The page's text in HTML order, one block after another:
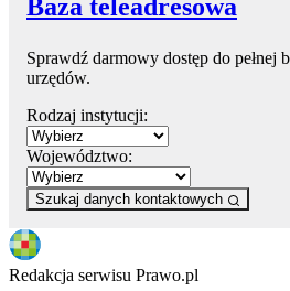
Baza teleadresowa
Sprawdź darmowy dostęp do pełnej
urzędów.
Rodzaj instytucji:
Województwo:
Szukaj danych kontaktowych
Redakcja serwisu Prawo.pl